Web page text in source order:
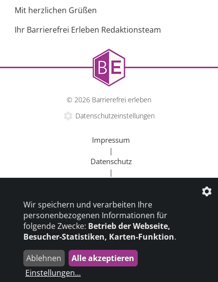
Mit herzlichen Grüßen
Ihr Barrierefrei Erleben Redaktionsteam
© 2026 Barrierefrei erleben
Datenschutzeinstellungen
Impressum
|
Datenschutz
|
Beratung
|
Goldener Rollstuhl
|
die profilschmiede - Internetagentur
Wir speichern und verarbeiten Ihre
personenbezogenen Informationen für
folgende Zwecke: Betrieb der Webseite,
Besucher-Statistiken, Karten-Funktion.
Ablehnen
Alle akzeptieren
Einstellungen...